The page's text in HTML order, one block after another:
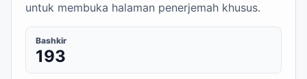
untuk membuka halaman penerjemah khusus.
Bashkir
193